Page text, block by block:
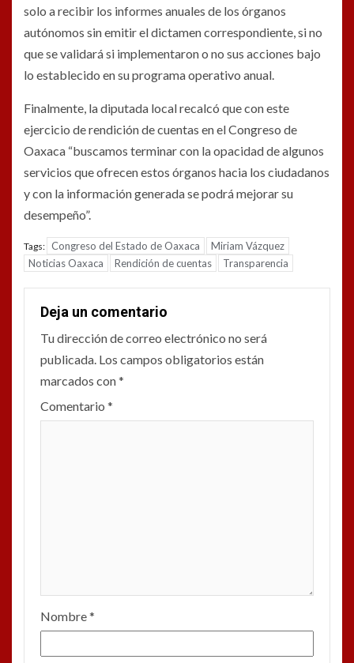
solo a recibir los informes anuales de los órganos
autónomos sin emitir el dictamen correspondiente, si no
que se validará si implementaron o no sus acciones bajo
lo establecido en su programa operativo anual.
Finalmente, la diputada local recalcó que con este
ejercicio de rendición de cuentas en el Congreso de
Oaxaca “buscamos terminar con la opacidad de algunos
servicios que ofrecen estos órganos hacia los ciudadanos
y con la información generada se podrá mejorar su
desempeño”.
Tags: Congreso del Estado de Oaxaca
Miriam Vázquez
Noticias Oaxaca
Rendición de cuentas Transparencia
Deja un comentario
Tu dirección de correo electrónico no será
publicada. Los campos obligatorios están
marcados con*
Comentario *
Nombre*